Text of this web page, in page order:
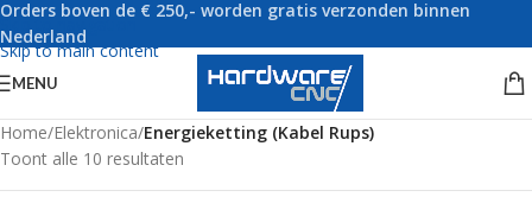
Skip to navigation
Skip to main content
Orders boven de € 250,- worden gratis verzonden binnen
Nederland
MENU
Home/Elektronica/Energieketting (Kabel Rups)
Toont alle 10 resultaten